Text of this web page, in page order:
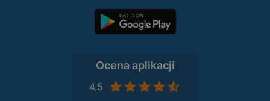
Ocena aplikacji
4,5